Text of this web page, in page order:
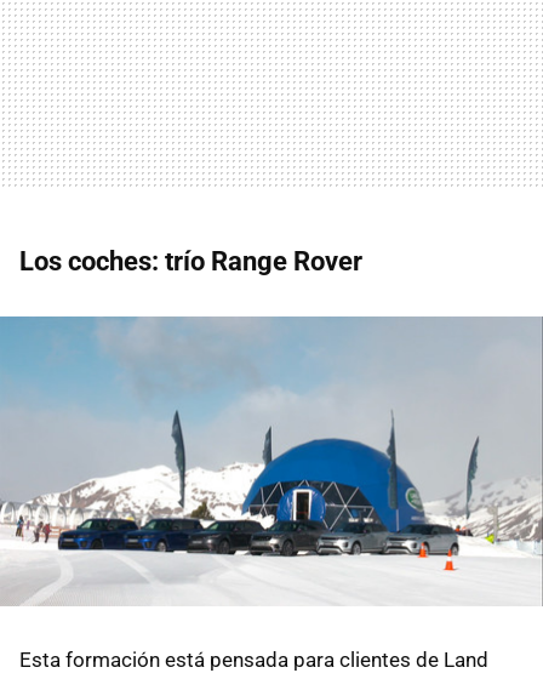
Los coches: trío Range Rover
Esta formación está pensada para clientes de Land